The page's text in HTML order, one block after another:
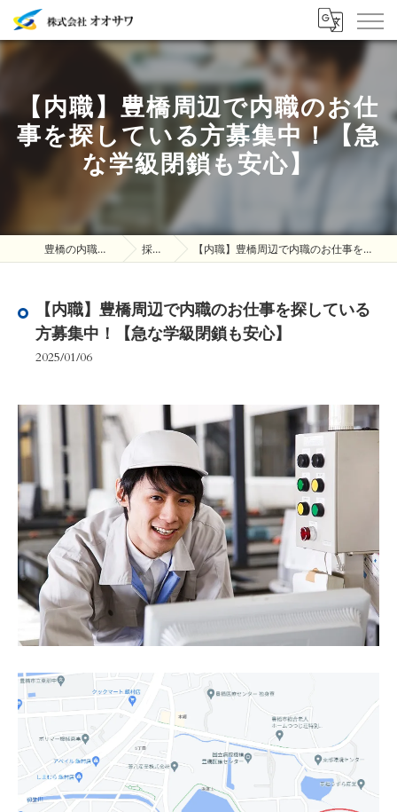
【内職】豊橋周辺で内職のお仕
事を探している方募集中！【急
な学級閉鎖も安心】
豊橋の内職は株式会社オオサワ 採用ブログ 【内職】豊橋周辺で内職のお仕事を探している方募集中！【急な学級閉鎖も安心】
【内職】豊橋周辺で内職のお仕事を探している
方募集中！【急な学級閉鎖も安心】
2025/01/06